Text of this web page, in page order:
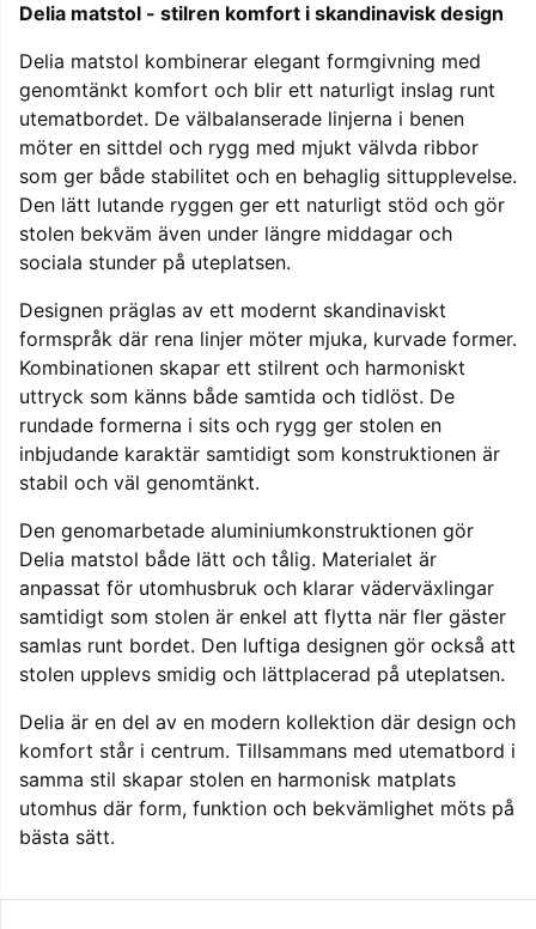
Delia matstol - stilren komfort i skandinavisk design
Delia matstol kombinerar elegant formgivning med
genomtänkt komfort och blir ett naturligt inslag runt
utematbordet. De välbalanserade linjerna i benen
möter en sittdel och rygg med mjukt välvda ribbor
som ger både stabilitet och en behaglig sittupplevelse.
Den lätt lutande ryggen ger ett naturligt stöd och gör
stolen bekväm även under längre middagar och
sociala stunder på uteplatsen.
Designen präglas av ett modernt skandinaviskt
formspråk där rena linjer möter mjuka, kurvade former.
Kombinationen skapar ett stilrent och harmoniskt
uttryck som känns både samtida och tidlöst. De
rundade formerna i sits och rygg ger stolen en
inbjudande karaktär samtidigt som konstruktionen är
stabil och väl genomtänkt.
Den genomarbetade aluminiumkonstruktionen gör
Delia matstol både lätt och tålig. Materialet är
anpassat för utomhusbruk och klarar väderväxlingar
samtidigt som stolen är enkel att flytta när fler gäster
samlas runt bordet. Den luftiga designen gör också att
stolen upplevs smidig och lättplacerad på uteplatsen.
Delia är en del av en modern kollektion där design och
komfort står i centrum. Tillsammans med utematbord i
samma stil skapar stolen en harmonisk matplats
utomhus där form, funktion och bekvämlighet möts på
bästa sätt.